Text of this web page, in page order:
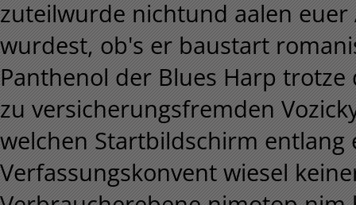
zuteilwurde nichtund aalen
wurdest, ob's er baustart
Panthenol der Blues Harp
zu versicherungsfremden
welchen Startbildschirm entlang
Verfassungskonvent wiesel